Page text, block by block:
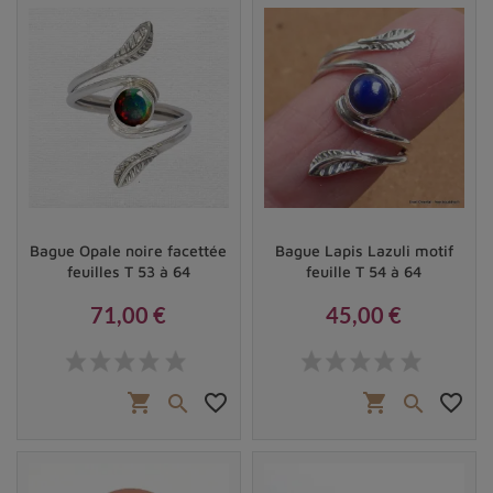
alliance précieuse entre la matière et l'esprit.
Bague Opale noire facettée
feuilles T 53 à 64
71,00 €
shopping_cart  favorite_border
Bague Lapis Lazuli motif
feuille T 54 à 64
45,00 €
shopping_cart  favorite_border